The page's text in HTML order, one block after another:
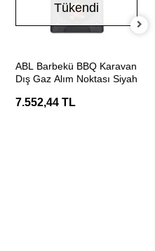
Tükendi
ABL Barbekü BBQ Karavan
Dış Gaz Alım Noktası Siyah
7.552,44 TL